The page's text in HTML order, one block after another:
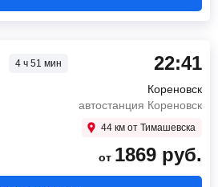
4 ч 51 мин 22:41
Кореновск
автостанция Кореновск
44 км от Тимашевска
от 1869 руб.